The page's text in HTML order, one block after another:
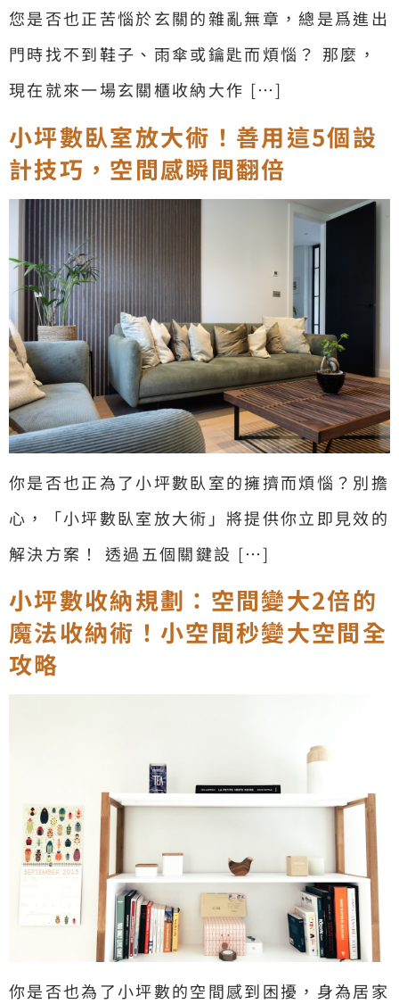
您是否也正苦惱於玄關的雜亂無章，總是爲進出
門時找不到鞋子、雨傘或鑰匙而煩惱？ 那麼，
現在就來一場玄關櫃收納大作 […]
小坪數臥室放大術！善用這5個設
計技巧，空間感瞬間翻倍
你是否也正為了小坪數臥室的擁擠而煩惱？別擔
心，「小坪數臥室放大術」將提供你立即見效的
解決方案！ 透過五個關鍵設 […]
小坪數收納規劃：空間變大2倍的
魔法收納術！小空間秒變大空間全
攻略
你是否也為了小坪數的空間感到困擾，身為居家